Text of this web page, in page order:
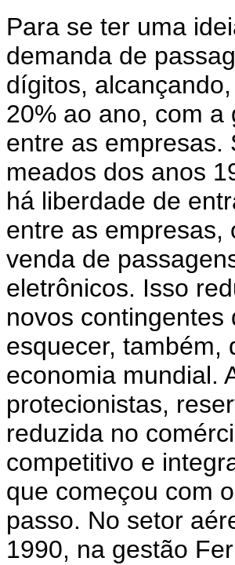
Para se ter uma
demanda de
dígitos,
20% ao ano, com
entre as empresas.
meados dos anos
há liberdade de
entre as empresas,
venda de
eletrônicos. Isso
novos
esquecer, também,
economia mundial.
protecionistas,
reduzida no
competitivo e
que começou com
passo. No setor
1990, na gestão